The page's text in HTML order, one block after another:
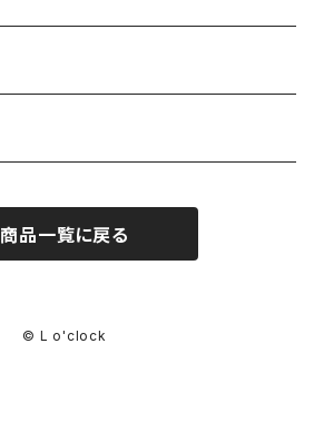
商品一覧に戻る
© L o'clock